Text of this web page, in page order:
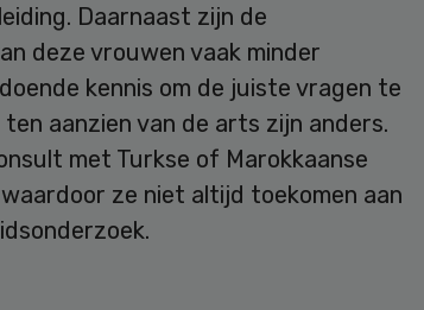
Daarnaast zijn de
deze vrouwen vaak minder
kennis om de juiste vragen te
aanzien van de arts zijn anders.
met Turkse of Marokkaanse
ze niet altijd toekomen aan